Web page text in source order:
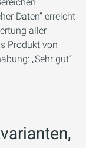
Daten“ erreicht
aller
Produkt von
„Sehr gut“